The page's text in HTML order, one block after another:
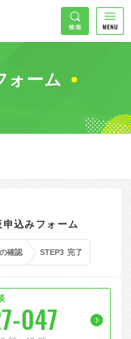
キング
教習所
ット
した
検索
ォーム
申込みフォーム
確認 STEP3 完了
047